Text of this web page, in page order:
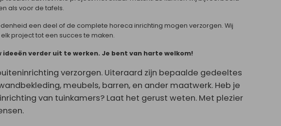
als voor de tafels.
een deel of de complete horeca inrichting mogen verzorgen. Wij
project tot een succes te maken.
verder uit te werken. Je bent van harte welkom!
verzorgen. Uiteraard zijn bepaalde gedeeltes
meubels, barren, en ander maatwerk. Heb je
van tuinkamers? Laat het gerust weten. Met plezier